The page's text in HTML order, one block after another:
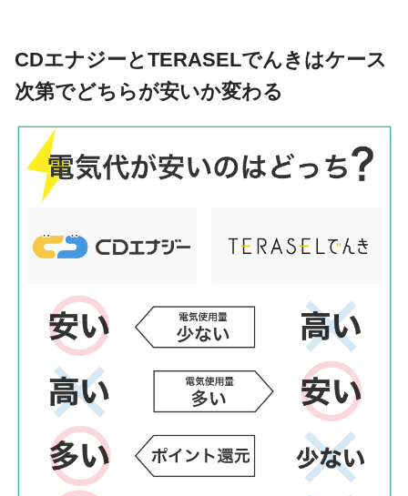
CDエナジーとTERASELでんきはケース
次第でどちらが安いか変わる